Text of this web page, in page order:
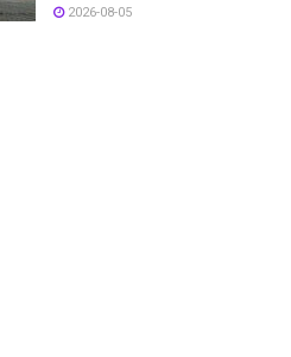
2026-08-05